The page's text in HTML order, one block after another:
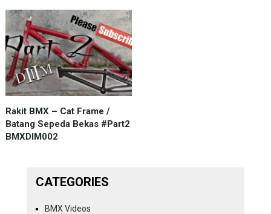
Rakit BMX – Cat Frame /
Batang Sepeda Bekas #Part2
BMXDIM002
CATEGORIES
BMX Videos